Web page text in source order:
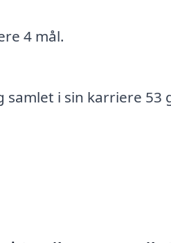
4 mål.
i sin karriere 53